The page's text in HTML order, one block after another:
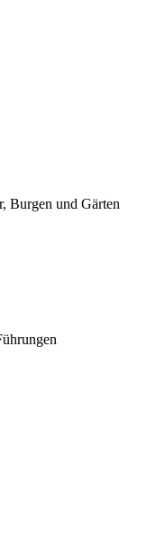
Burgen und Gärten